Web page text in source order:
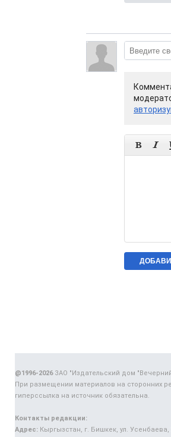
 
@1996-2026ЗАО "Издательский дом
При размещении материалов на сторонних
гиперссылка на источник обязательна.
Контакты редакции:
Адрес: Кыргызстан, г. Бишкек, ул. Усенбаева,